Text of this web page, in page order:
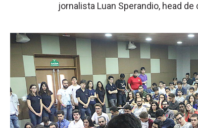
jornalista Luan Sperandio, head